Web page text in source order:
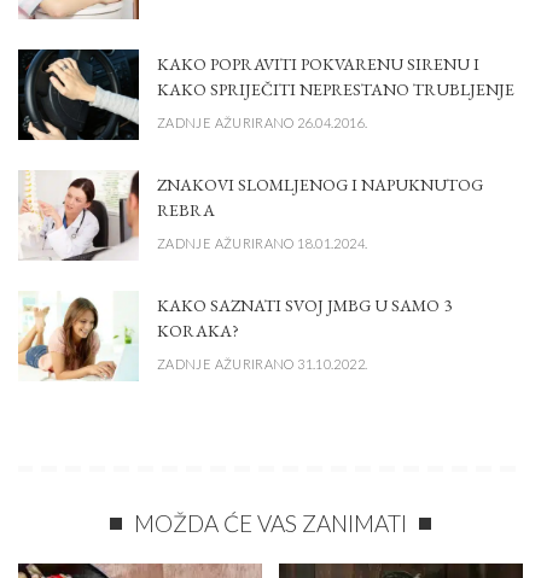
KAKO POPRAVITI POKVARENU SIRENU I
KAKO SPRIJEČITI NEPRESTANO TRUBLJENJE
ZADNJE AŽURIRANO 26.04.2016.
ZNAKOVI SLOMLJENOG I NAPUKNUTOG
REBRA
ZADNJE AŽURIRANO 18.01.2024.
KAKO SAZNATI SVOJ JMBG U SAMO 3
KORAKA?
ZADNJE AŽURIRANO 31.10.2022.
MOŽDA ĆE VAS ZANIMATI